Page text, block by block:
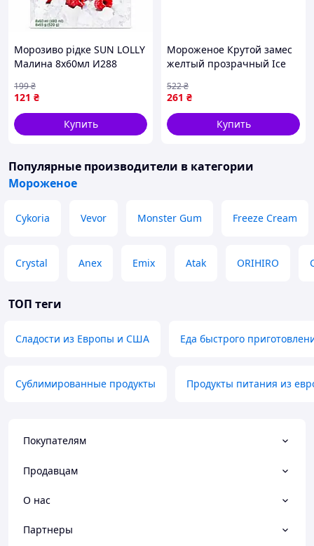
Морозиво рідке SUN LOLLY
Малина 8х60мл И288
121 ₴
199₴
Купить
Мороженое Крутой замес
желтый прозрачный Ice
MONSTERGUM
261 ₴
522₴
Купить
Популярные производители в категории
Мороженое
Cykoria Vevor Monster Gum Freeze Cream
Crystal Anex Emix Atak ORIHIRO
ТОП теги
Сладости из Европы и США Еда быстрого
Сублимированные продукты Продукты питания из
Покупателям
Продавцам
О нас
Партнеры